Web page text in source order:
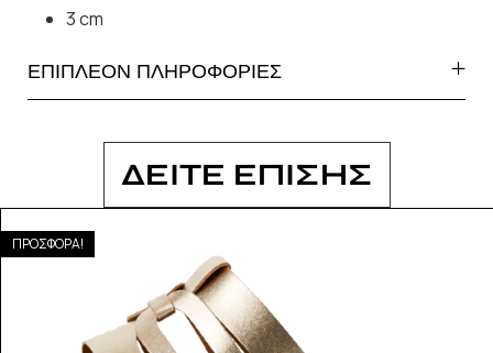
3 cm
ΕΠΙΠΛΕΟΝ ΠΛΗΡΟΦΟΡΙΕΣ
ΔΕΙΤΕ ΕΠΙΣΗΣ
ΠΡΟΣΦΟΡΑ!